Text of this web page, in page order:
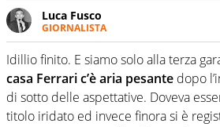
Luca Fusco
GIORNALISTA
Giornalista multimediale.
lui sgasa, impenna, derapa. E
sul podio
Idillio finito. E siamo solo alla terza
casa Ferrari c’è aria pesante dopo
di sotto delle aspettative. Doveva
titolo iridato ed invece finora si è